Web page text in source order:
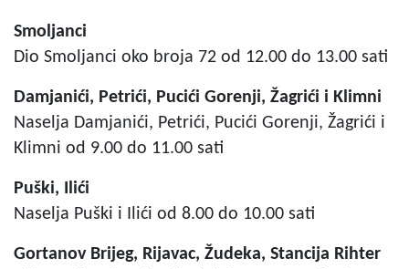
Smoljanci
Dio Smoljanci oko broja 72 od 12.00 do 13.00 sati
Damjanići, Petrići, Pucići Gorenji, Žagrići i Klimni
Naselja Damjanići, Petrići, Pucići Gorenji, Žagrići i
Klimni od 9.00 do 11.00 sati
Puški, Ilići
Naselja Puški i Ilići od 8.00 do 10.00 sati
Gortanov Brijeg, Rijavac, Žudeka, Stancija Rihter